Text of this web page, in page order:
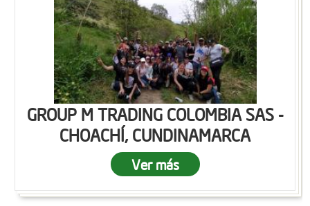
GROUP M TRADING COLOMBIA SAS -
CHOACHÍ, CUNDINAMARCA
Ver más